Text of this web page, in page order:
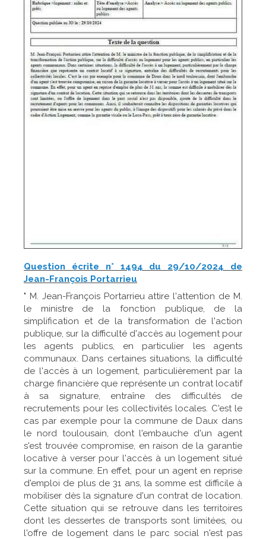
Question écrite n° 1494 du 29/10/2024 de
Jean-François Portarrieu
" M. Jean-François Portarrieu attire l'attention de M.
le ministre de la fonction publique, de la
simplification et de la transformation de l'action
publique, sur la difficulté d'accès au logement pour
les agents publics, en particulier les agents
communaux. Dans certaines situations, la difficulté
de l'accès à un logement, particulièrement par la
charge financière que représente un contrat locatif
à sa signature, entraîne des difficultés de
recrutements pour les collectivités locales. C'est le
cas par exemple pour la commune de Daux dans
le nord toulousain, dont l'embauche d'un agent
s'est trouvée compromise, en raison de la garantie
locative à verser pour l'accès à un logement situé
sur la commune. En effet, pour un agent en reprise
d'emploi de plus de 31 ans, la somme est difficile à
mobiliser dès la signature d'un contrat de location.
Cette situation qui se retrouve dans les territoires
dont les dessertes de transports sont limitées, ou
l'offre de logement dans le parc social n'est pas